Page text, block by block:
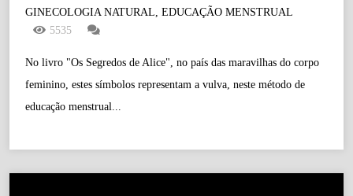
GINECOLOGIA NATURAL, EDUCAÇÃO MENSTRUAL
5535
No livro "Os Segredos de Alice", no país das maravilhas do corpo
feminino, estes símbolos representam a vulva, neste método de
educação menstrual...